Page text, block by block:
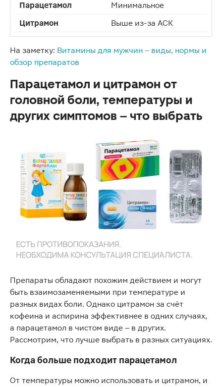
Минимальное
Выше из-за АСК
На заметку: Витамины для мужчин – виды, нормы и
обзор препаратов
Парацетамол и цитрамон от
головной боли, температуры и
других симптомов – что выбрать
Препараты обладают похожим действием и могут
быть взаимозаменяемыми при температуре и
разных видах боли. Однако цитрамон за счёт
кофеина и аспирина эффективнее в одних случаях,
а парацетамол в чистом виде – в других.
Рассмотрим, что лучше выбрать в разных ситуациях.
Когда больше подходит парацетамол
От температуры можно использовать и цитрамон, и